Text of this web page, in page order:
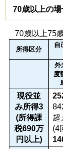
70歳以上の場
70歳以上75
所得区分
自
外
度
現役並
み所得3
(所得課
税690万
円以上)
超
(4